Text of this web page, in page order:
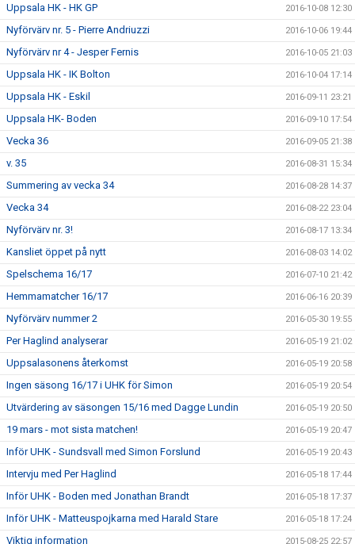
Uppsala HK - HK GP 2016-10-08 12:30
Nyförvärv nr. 5 - Pierre Andriuzzi 2016-10-06 19:44
Nyförvärv nr 4 - Jesper Fernis 2016-10-05 21:03
Uppsala HK - IK Bolton 2016-10-04 17:14
Uppsala HK - Eskil 2016-09-11 23:21
Uppsala HK- Boden 2016-09-10 17:54
Vecka 36 2016-09-05 21:38
v. 35 2016-08-31 15:34
Summering av vecka 34 2016-08-28 14:37
Vecka 34 2016-08-22 23:04
Nyförvärv nr. 3! 2016-08-17 13:34
Kansliet öppet på nytt 2016-08-03 14:02
Spelschema 16/17 2016-07-10 21:42
Hemmamatcher 16/17 2016-06-16 20:39
Nyförvärv nummer 2 2016-05-30 19:55
Per Haglind analyserar 2016-05-19 21:02
Uppsalasonens återkomst 2016-05-19 20:58
Ingen säsong 16/17 i UHK för Simon 2016-05-19 20:54
Utvärdering av säsongen 15/16 med Dagge Lundin 2016-05-19 20:50
19 mars - mot sista matchen! 2016-05-19 20:47
Inför UHK - Sundsvall med Simon Forslund 2016-05-19 20:43
Intervju med Per Haglind 2016-05-18 17:44
Inför UHK - Boden med Jonathan Brandt 2016-05-18 17:37
Inför UHK - Matteuspojkarna med Harald Stare 2016-05-18 17:24
Viktig information 2015-08-25 22:57